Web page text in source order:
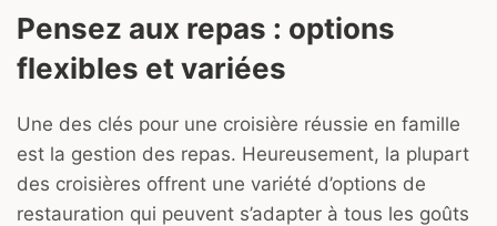
Pensez aux repas : options
flexibles et variées
Une des clés pour une croisière réussie en famille
est la gestion des repas. Heureusement, la plupart
des croisières offrent une variété d’options de
restauration qui peuvent s’adapter à tous les goûts